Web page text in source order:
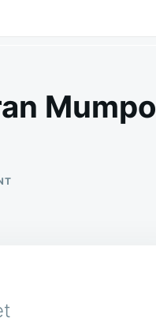
Mumpo